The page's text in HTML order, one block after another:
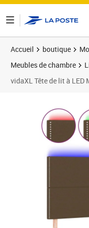
Accueil boutique
Meubles de chambre
vidaXL Tête de lit à